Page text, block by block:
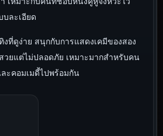
ละเอียด
ที่ดูง่าย สนุกกับการแสดงเคมีของสอง
วยแต่ไม่ปลอดภัย เหมาะมากสำหรับคน
ะคอมเมดี้ไปพร้อมกัน